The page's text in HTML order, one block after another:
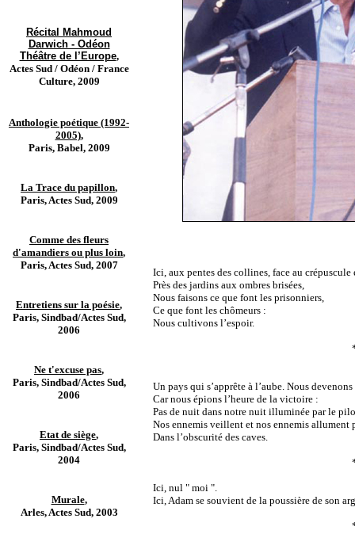
Récital Mahmoud
Darwich - Odéon
Théâtre de l’Europe,
Actes Sud / Odéon / France
Culture, 2009
Anthologie poétique (1992-
2005),
Paris, Babel, 2009
La Trace du papillon,
Paris, Actes Sud, 2009
Comme des fleurs
d'amandiers ou plus loin,
Paris, Actes Sud, 2007
Entretiens sur la poésie,
Paris, Sindbad/Actes Sud,
2006
Ne t'excuse pas,
Paris, Sindbad/Actes Sud,
2006
Etat de siège,
Paris, Sindbad/Actes Sud,
2004
Murale,
Arles, Actes Sud, 2003
Ici, aux pentes des collines, face au crépuscule
Près des jardins aux ombres brisées,
Nous faisons ce que font les prisonniers,
Ce que font les chômeurs :
Nous cultivons l’espoir.
Un pays qui s’apprête à l’aube. Nous
Car nous épions l’heure de la victoire :
Pas de nuit dans notre nuit illuminée par le
Nos ennemis veillent et nos ennemis allument
Dans l’obscurité des caves.
Ici, nul " moi ".
Ici, Adam se souvient de la poussière de son